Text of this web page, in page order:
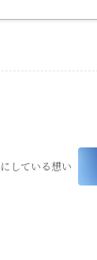
している想い